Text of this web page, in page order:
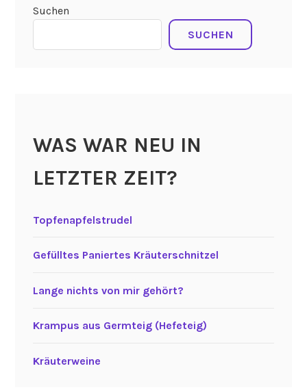
Suchen
SUCHEN
WAS WAR NEU IN
LETZTER ZEIT?
Topfenapfelstrudel
Gefülltes Paniertes Kräuterschnitzel
Lange nichts von mir gehört?
Krampus aus Germteig (Hefeteig)
Kräuterweine